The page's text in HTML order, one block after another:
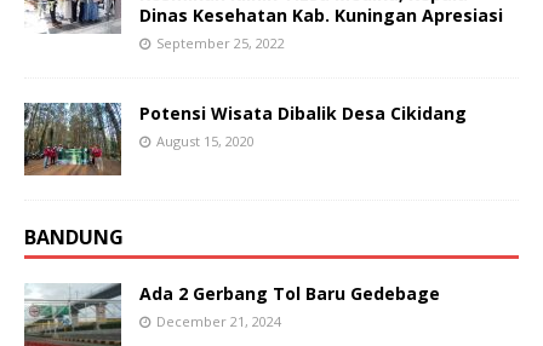
Dinas Kesehatan Kab. Kuningan Apresiasi
September 25, 2022
Potensi Wisata Dibalik Desa Cikidang
August 15, 2020
BANDUNG
Ada 2 Gerbang Tol Baru Gedebage
December 21, 2024